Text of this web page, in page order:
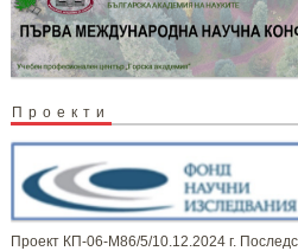
Проекти
Проект КП-06-М86/5/10.12.2024 г.